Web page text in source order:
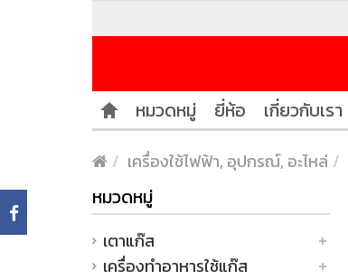
หมวดหมู่ ยี่ห้อ เกี่ยวกับเรา
เครื่องใช้ไฟฟ้า, อุปกรณ์, อะไหล่
หมวดหมู่
เตาแก๊ส
เครื่องทำอาหารใช้แก๊ส